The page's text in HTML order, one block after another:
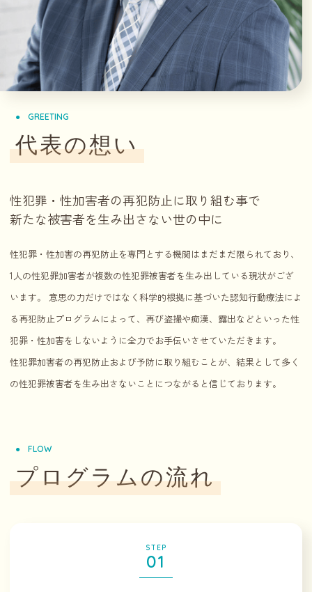
GREETING
代表の想い
性犯罪・性加害者の再犯防止に取り組む事で
新たな被害者を生み出さない世の中に
性犯罪・性加害の再犯防止を専門とする機関はまだまだ限られており、
1人の性犯罪加害者が複数の性犯罪被害者を生み出している現状がござ
います。 意思の力だけではなく科学的根拠に基づいた認知行動療法によ
る再犯防止プログラムによって、再び盗撮や痴漢、露出などといった性
犯罪・性加害をしないように全力でお手伝いさせていただきます。
性犯罪加害者の再犯防止および予防に取り組むことが、結果として多く
の性犯罪被害者を生み出さないことにつながると信じております。
FLOW
プログラムの流れ
STEP
01